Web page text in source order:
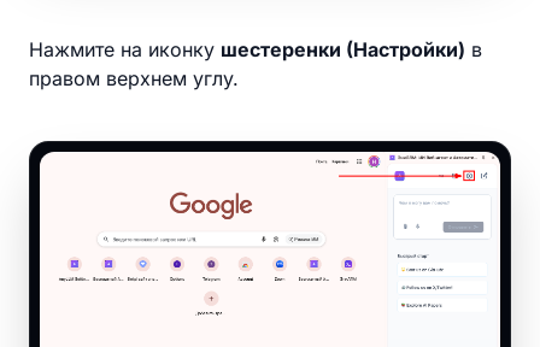
Нажмите на иконку шестеренки (Настройки) в
правом верхнем углу.